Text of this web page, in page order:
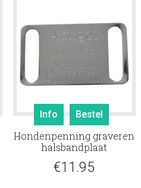
Info Bestel
Hondenpenning graveren
halsbandplaat
€11.95